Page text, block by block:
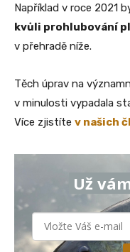
Například v roce 2021
kvůli prohlubování
v přehradě níže.
Těch úprav na
v minulosti vypadala
Více zjistíte v našich
Už